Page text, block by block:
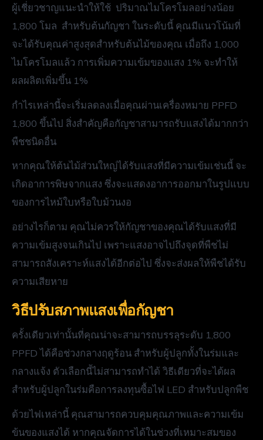
ผู้เชี่ยวชาญแนะนำให้ใช้ ปริมาณไมโครโมลอย่างน้อย
1,800 โมล สำหรับต้นกัญชา ในระดับนี้ คุณมีแนวโน้มที่
จะได้รับคุณค่าสูงสุดสำหรับต้นไม้ของคุณ เมื่อถึง 1,000
ไมโครโมลแล้ว การเพิ่มความเข้มของแสง 1% จะทำให้
ผลผลิตเพิ่มขึ้น 1%
กำไรเหล่านี้จะเริ่มลดลงเมื่อคุณผ่านเครื่องหมาย PPFD
1,800 ขึ้นไป สิ่งสำคัญคือกัญชาสามารถรับแสงได้มากกว่า
พืชชนิดอื่น
หากคุณให้ต้นไม้ส่วนใหญ่ได้รับแสงที่มีความเข้มเช่นนี้ จะ
เกิดอาการพิษจากแสง ซึ่งจะแสดงอาการออกมาในรูปแบบ
ของการไหม้ใบหรือใบม้วนงอ
อย่างไรก็ตาม คุณไม่ควรให้กัญชาของคุณได้รับแสงที่มี
ความเข้มสูงจนเกินไป เพราะแสงอาจไปถึงจุดที่พืชไม่
สามารถสังเคราะห์แสงได้อีกต่อไป ซึ่งจะส่งผลให้พืชได้รับ
ความเสียหาย
วิธีปรับสภาพแสงเพื่อกัญชา
ครั้งเดียวเท่านั้นที่คุณน่าจะสามารถบรรลุระดับ 1,800
PPFD ได้คือช่วงกลางฤดูร้อน สำหรับผู้ปลูกทั้งในร่มและ
กลางแจ้ง ตัวเลือกนี้ไม่สามารถทำได้ วิธีเดียวที่จะได้ผล
สำหรับผู้ปลูกในร่มคือการลงทุนซื้อไฟ LED สำหรับปลูกพืช
ด้วยไฟเหล่านี้ คุณสามารถควบคุมคุณภาพและความเข้ม
ข้นของแสงได้ หากคุณจัดการได้ในช่วงที่เหมาะสมของ